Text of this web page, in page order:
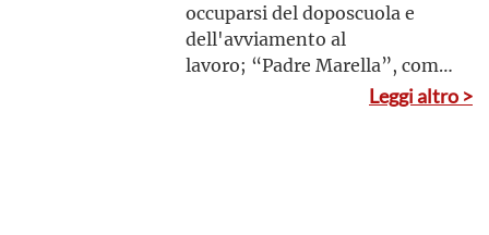
occuparsi del doposcuola e
dell'avviamento al
lavoro; “Padre Marella”, come
era comunemente chiamato,
Leggi altro >